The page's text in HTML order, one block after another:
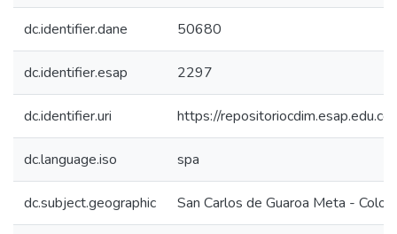
dc.identifier.dane 50680
dc.identifier.esap 2297
dc.identifier.uri https://
dc.language.iso spa
dc.subject.geographic San Carlos de Guaroa Meta -